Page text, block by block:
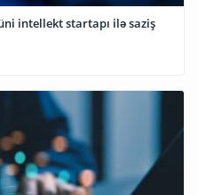
intellekt startapı ilə saziş